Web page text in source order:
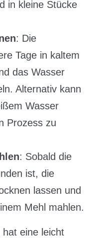
in kleine Stücke
: Die
Tage in kaltem
das Wasser
Alternativ kann
Wasser
Prozess zu
: Sobald die
ist, die
lassen und
Mehl mahlen.
eine leicht